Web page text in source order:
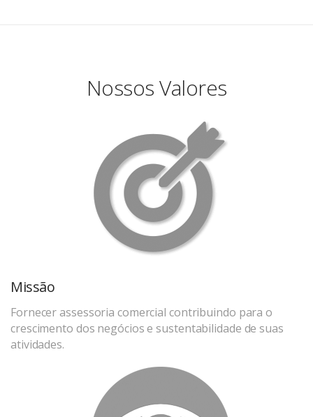
Nossos Valores
Missão
Fornecer assessoria comercial contribuindo para o
crescimento dos negócios e sustentabilidade de suas
atividades.